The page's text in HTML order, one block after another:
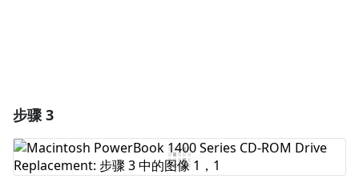
步骤 3